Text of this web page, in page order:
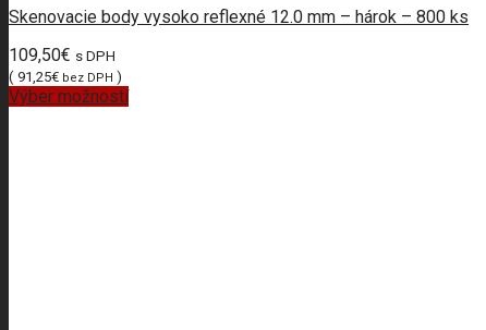
Skenovacie body vysoko reflexné 12.0 mm – hárok – 800 ks
109,50€ s DPH
( 91,25€ bez DPH )
Výber možností